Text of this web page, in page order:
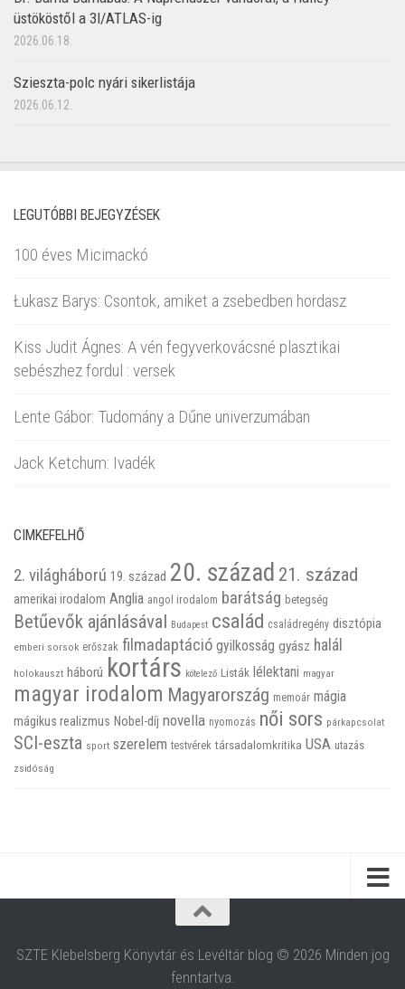
üstököstől a 3I/ATLAS-ig
2026.06.18.
Szieszta-polc nyári sikerlistája
2026.06.12.
LEGUTÓBBI BEJEGYZÉSEK
100 éves Micimackó
Łukasz Barys: Csontok, amiket a zsebedben hordasz
Kiss Judit Ágnes: A vén fegyverkovácsné plasztikai
sebészhez fordul : versek
Lente Gábor: Tudomány a Dűne univerzumában
Jack Ketchum: Ivadék
CIMKEFELHŐ
2. világháború 19. század 20. század 21. század
amerikai irodalom Anglia angol irodalom barátság betegség
Betűevők ajánlásával Budapest család családregény disztópia
emberi sorsok erőszak filmadaptáció gyilkosság gyász halál
holokauszt háború kortárs kötelező Listák lélektani magyar
magyar irodalom Magyarország memoár mágia
mágikus realizmus Nobel-díj novella nyomozás női sors párkapcsolat
SCI-eszta sport szerelem testvérek társadalomkritika USA utazás
zsidóság
SZTE Klebelsberg Könyvtár és Levéltár blog © 2026 Minden jog
fenntartva.